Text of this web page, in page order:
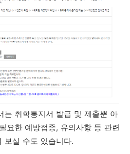
는 취학통지서 발급 및 제출뿐 아
요한 예방접종, 유의사항 등 관련
보실 수도 있습니다.